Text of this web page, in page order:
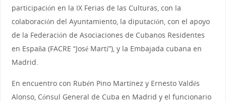
participación en la IX Ferias de las Culturas, con la
colaboración del Ayuntamiento, la diputación, con el apoyo
de la Federación de Asociaciones de Cubanos Residentes
en España (FACRE “José Martí”), y la Embajada cubana en
Madrid.
En encuentro con Rubén Pino Martínez y Ernesto Valdés
Alonso, Cónsul General de Cuba en Madrid y el funcionario